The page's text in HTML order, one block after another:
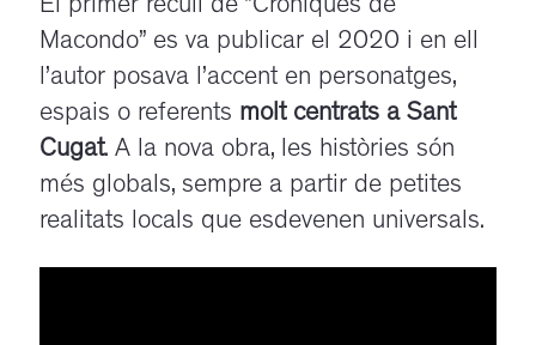
El primer recull de “Cròniques de
Macondo” es va publicar el 2020 i en ell
l’autor posava l’accent en personatges,
espais o referents molt centrats a Sant
Cugat. A la nova obra, les històries són
més globals, sempre a partir de petites
realitats locals que esdevenen universals.